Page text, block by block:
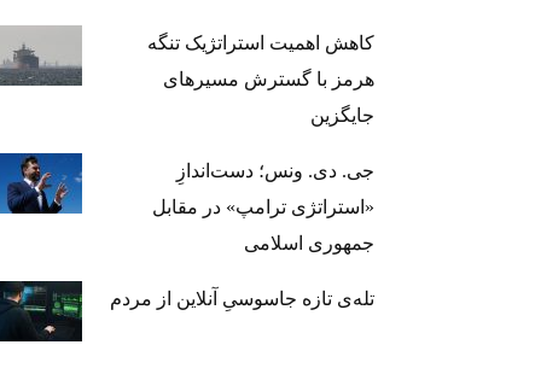
کاهش اهمیت استراتژیک تنگه‌
هرمز با گسترش مسیرهای
جایگزین
جی‌. دی. ونس؛ دست‌اندازِ
«استراتژی ترامپ» در مقابل
جمهوری اسلامی
تله‌ی تازه جاسوسیِ آنلاین از مردم